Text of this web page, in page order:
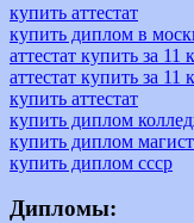
купить аттестат
купить диплом в
аттестат купить за 11
аттестат купить за 11
купить аттестат
купить диплом
купить диплом
купить диплом ссср
Дипломы: